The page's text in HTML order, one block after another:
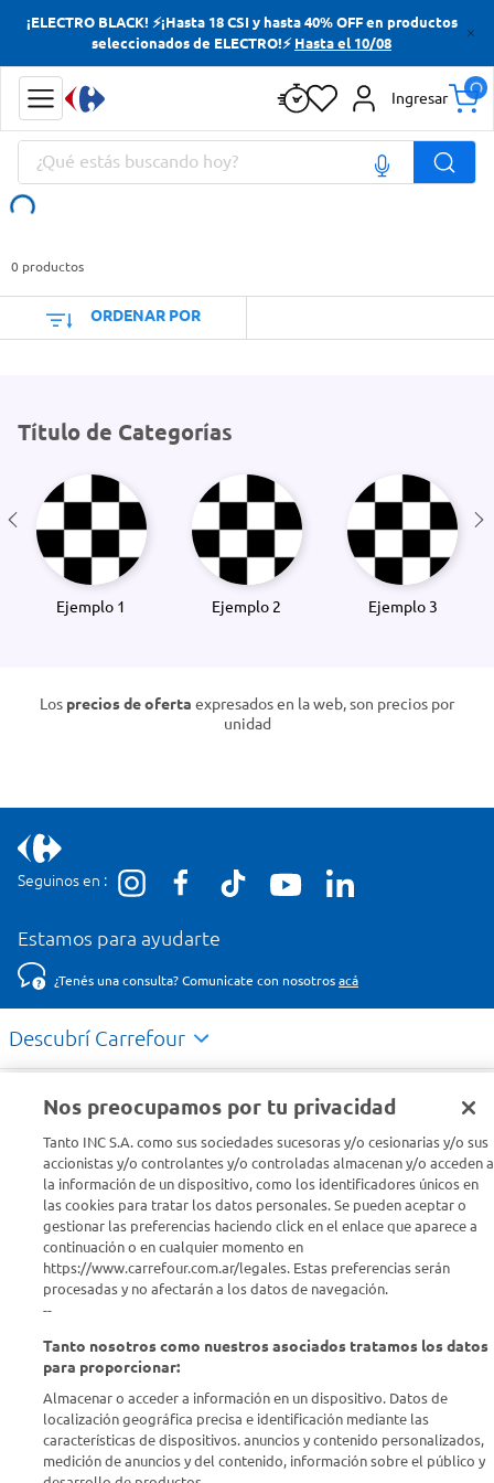
¡ELECTRO BLACK! ⚡¡Hasta 18 CSI y hasta 40% OFF en productos
seleccionados de ELECTRO!⚡ Hasta el 10/08
Ingresar
¿Qué estás buscando hoy?
0 productos
ORDENAR POR
Título de Categorías
Ejemplo 1 Ejemplo 2 Ejemplo 3
Los precios de oferta expresados en la web, son precios por
unidad
Seguinos en :
Estamos para ayudarte
¿Tenés una consulta? Comunicate con nosotros acá
Descubrí Carrefour
Conocenos
Info útil
Comprá Online
Enterate de nuestras ofertas
Dejanos tu mail para recibir todas las ofertas y promociones antes
ENVIAR
Nos preocupamos por tu privacidad
Tanto INC S.A. como sus sociedades sucesoras y/o cesionarias y/o sus
accionistas y/o controlantes y/o controladas almacenan y/o acceden a
la información de un dispositivo, como los identificadores únicos en
las cookies para tratar los datos personales. Se pueden aceptar o
gestionar las preferencias haciendo click en el enlace que aparece a
continuación o en cualquier momento en
https://www.carrefour.com.ar/legales. Estas preferencias serán
procesadas y no afectarán a los datos de navegación.
--
Tanto nosotros como nuestros asociados tratamos los datos
para proporcionar:
Almacenar o acceder a información en un dispositivo. Datos de
localización geográfica precisa e identificación mediante las
características de dispositivos. anuncios y contenido personalizados,
medición de anuncios y del contenido, información sobre el público y
Términos más buscados
Yerba
Cerveza
Papas Fritas
Términos más buscados
Yerba
Cerveza
Papas Fritas
Doves